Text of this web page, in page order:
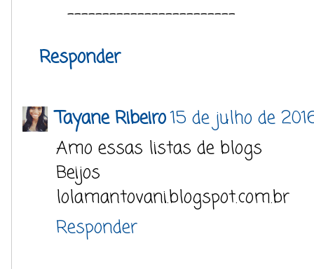
------------------------
Responder
Tayane Ribeiro15 de julho de
Amo essas listas de blogs
Beijos
lolamantovani.blogspot.com.br
Responder